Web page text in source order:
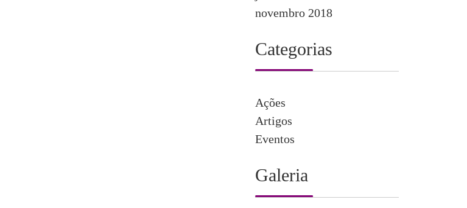
novembro 2018
Categorias
Ações
Artigos
Eventos
Galeria